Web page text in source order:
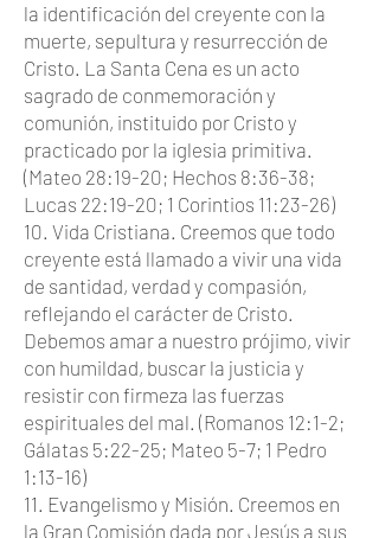
la identificación del creyente con la
muerte, sepultura y resurrección de
Cristo. La Santa Cena es un acto
sagrado de conmemoración y
comunión, instituido por Cristo y
practicado por la iglesia primitiva.
(Mateo 28:19-20; Hechos 8:36-38;
Lucas 22:19-20; 1 Corintios 11:23-26)
10. Vida Cristiana. Creemos que todo
creyente está llamado a vivir una vida
de santidad, verdad y compasión,
reflejando el carácter de Cristo.
Debemos amar a nuestro prójimo, vivir
con humildad, buscar la justicia y
resistir con firmeza las fuerzas
espirituales del mal. (Romanos 12:1-2;
Gálatas 5:22-25; Mateo 5-7; 1 Pedro
1:13-16)
11. Evangelismo y Misión. Creemos en
la Gran Comisión dada por Jesús a sus